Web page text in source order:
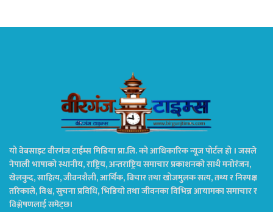
यो वेबसाइट वीरगंज टाईम्स मिडिया प्रा.लि. को आधिकारिक न्यूज पोर्टल हो । जसले
नेपाली भाषाको स्थानीय, राष्ट्रिय, अन्तराष्ट्रिय समाचार प्रकाशनको साथै मनोरंजन,
खेलकुद, साहित्य, जीवनशैली, आर्थिक, बिचार तथा खोजमुलक सत्य, तथ्य र निस्पक्ष
तरिकाले, विश्व, सुचना प्रविधि, भिडियो तथा जीवनका विभिन्न आयामका समाचार र
विश्लेषणलाई समेट्छ।